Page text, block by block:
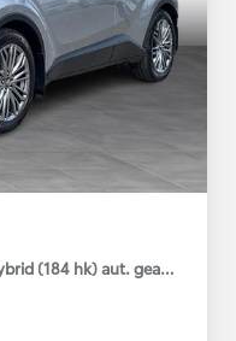
(184 hk) aut. gear C-HIC